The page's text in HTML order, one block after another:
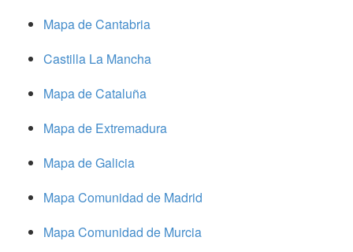
Mapa de Cantabria
Castilla La Mancha
Mapa de Cataluña
Mapa de Extremadura
Mapa de Galicia
Mapa Comunidad de Madrid
Mapa Comunidad de Murcia